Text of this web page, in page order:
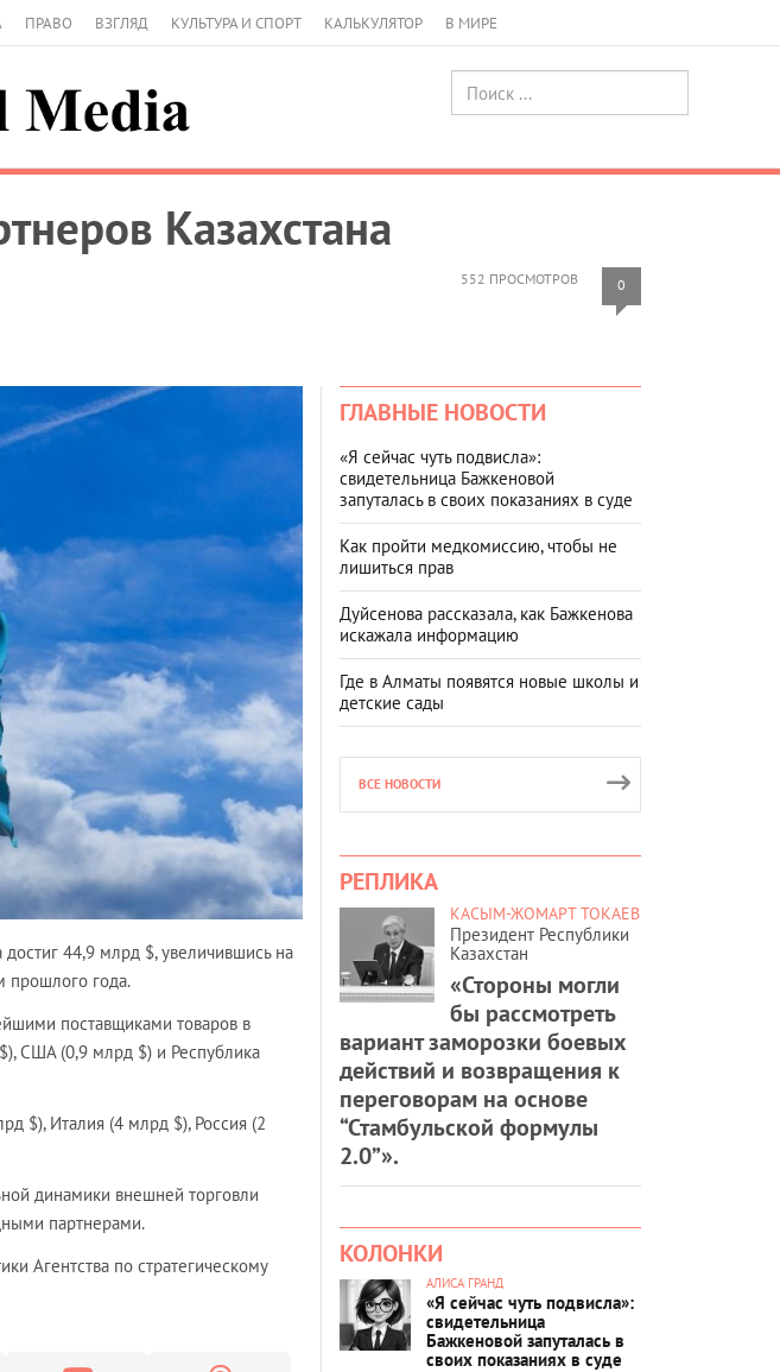
ПРАВО ВЗГЛЯД КУЛЬТУРА И СПОРТ КАЛЬКУЛЯТОР В МИРЕ
Казахстана
552 ПРОСМОТРОВ 0
44,9 млрд $, увеличившись на
прошлого года.
поставщиками товаров в
США (0,9 млрд $) и Республика
$), Италия (4 млрд $), Россия (2
динамики внешней торговли
партнерами.
Агентства по стратегическому
ГЛАВНЫЕ НОВОСТИ
«Я сейчас чуть подвисла»:
свидетельница Бажкеновой
запуталась в своих показаниях в суде
Как пройти медкомиссию, чтобы не
лишиться прав
Дуйсенова рассказала, как Бажкенова
искажала информацию
Где в Алматы появятся новые школы и
детские сады
ВСЕ НОВОСТИ
РЕПЛИКА
КАСЫМ-ЖОМАРТ ТОКАЕВ
Президент Республики
Казахстан
«Стороны могли
бы рассмотреть
вариант заморозки боевых
действий и возвращения к
переговорам на основе
“Стамбульской формулы
2.0”».
КОЛОНКИ
АЛИСА ГРАНД
«Я сейчас чуть подвисла»:
свидетельница
Бажкеновой запуталась в
своих показаниях в суде